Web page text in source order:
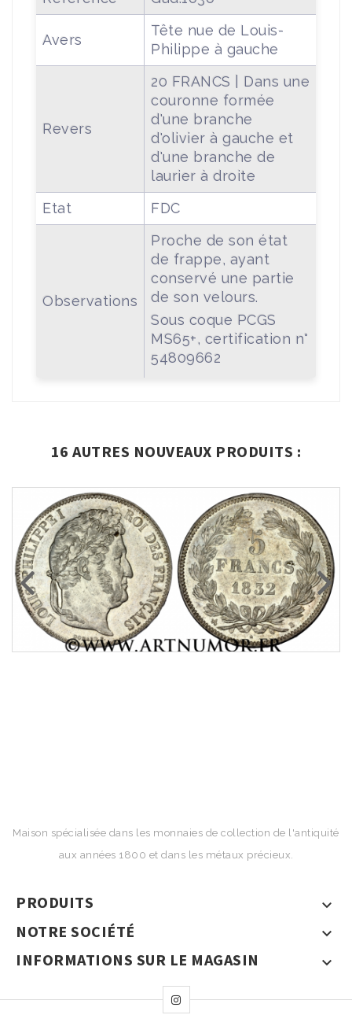
Avers
Tête nue de Louis-
Philippe à gauche
Revers
20 FRANCS | Dans une
couronne formée
d'une branche
d'olivier à gauche et
d'une branche de
laurier à droite
Etat
FDC
Observations
Proche de son état
de frappe, ayant
conservé une partie
de son velours.
Sous coque PCGS
MS65+, certification n°
54809662
16 AUTRES NOUVEAUX PRODUITS :
Maison spécialisée dans les monnaies de collection de l'antiquité
aux années 1800 et dans les métaux précieux.
PRODUITS 
NOTRE SOCIÉTÉ 
INFORMATIONS SUR LE MAGASIN 